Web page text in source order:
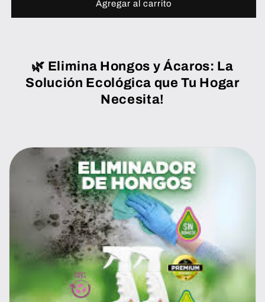
Agregar al carrito
🌿 Elimina Hongos y Ácaros: La
Solución Ecológica que Tu Hogar
Necesita!